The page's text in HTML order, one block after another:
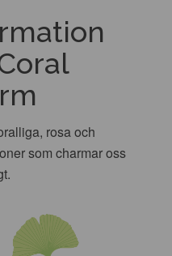
rosa och
som charmar oss